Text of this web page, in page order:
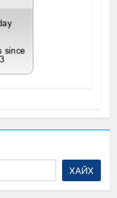
ХАЙХ